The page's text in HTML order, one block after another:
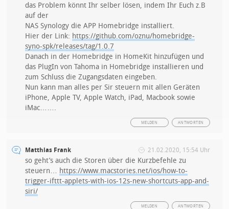
das Problem könnt Ihr selber lösen, indem Ihr Euch z.B
auf der
NAS Synology die APP Homebridge installiert.
Hier der Link: https://github.com/oznu/homebridge-
syno-spk/releases/tag/1.0.7
Danach in der Homebridge in HomeKit hinzufügen und
das PlugIn von Tahoma in Homebridge installieren und
zum Schluss die Zugangsdaten eingeben.
Nun kann man alles per Sir steuern mit allen Geräten
iPhone, Apple TV, Apple Watch, iPad, Macbook sowie
iMac…….
ANTWORTEN
MELDEN
Matthias Frank 21.02.2020, 15:54 Uhr
so geht’s auch die Storen über die Kurzbefehle zu
steuern… https://www.macstories.net/ios/how-to-
trigger-ifttt-applets-with-ios-12s-new-shortcuts-app-and-
siri/
ANTWORTEN
MELDEN